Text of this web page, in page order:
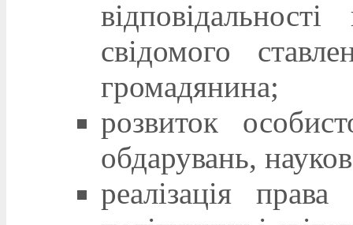
свідомого
громадянина;
розвиток
обдарувань,
реалізація